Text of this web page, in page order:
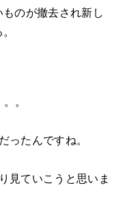
のが撤去され新し
。
ったんですね。
見ていこうと思いま